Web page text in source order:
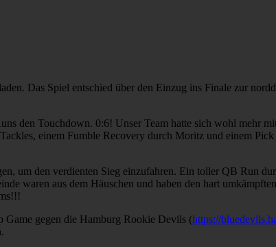
Das Spiel entschied über den Einzug ins Finale zur
den Touchdown. 0:6! Unser Team hatte sich wohl mehr
einem Fumble Recovery durch Moritz und einem
um den verdienten Sieg einzufahren. Ein toller QB Run
waren aus dem Häuschen und haben den hart
gegen die Hamburg Rookie Devils (https://